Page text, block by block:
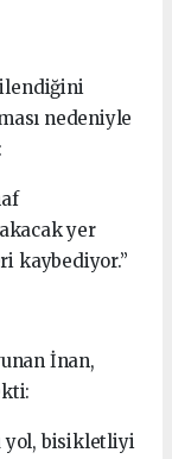
nedeniyle
yer
kaybediyor.”
İnan,
yol, bisikletliyi